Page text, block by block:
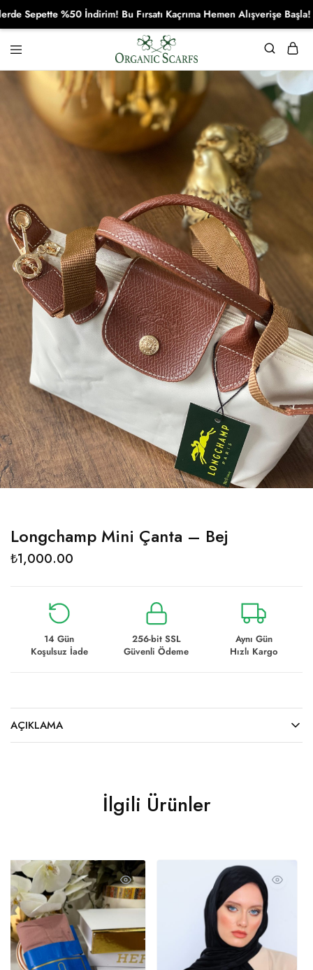
Organikscarf
Longchamp Mini Çanta – Bej
₺1,000.00
14 Gün
Koşulsuz İade
256-bit SSL
Güvenli Ödeme
Aynı Gün
Hızlı Kargo
AÇIKLAMA
İlgili Ürünler
%50 İndirim! Bu Fırsatı Kaçrıma Hemen Alışverişe Başla!